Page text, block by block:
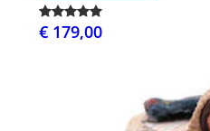
€ 179,00